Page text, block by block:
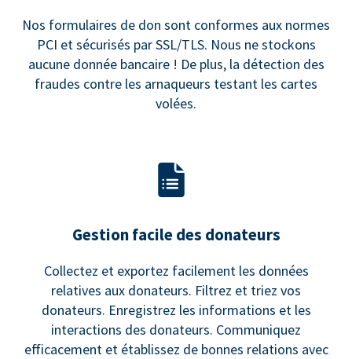
Nos formulaires de don sont conformes aux normes
PCI et sécurisés par SSL/TLS. Nous ne stockons
aucune donnée bancaire ! De plus, la détection des
fraudes contre les arnaqueurs testant les cartes
volées.
Gestion facile des donateurs
Collectez et exportez facilement les données
relatives aux donateurs. Filtrez et triez vos
donateurs. Enregistrez les informations et les
interactions des donateurs. Communiquez
efficacement et établissez de bonnes relations avec